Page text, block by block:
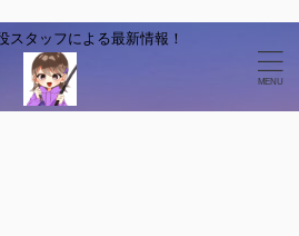
タッフによる最新情報！